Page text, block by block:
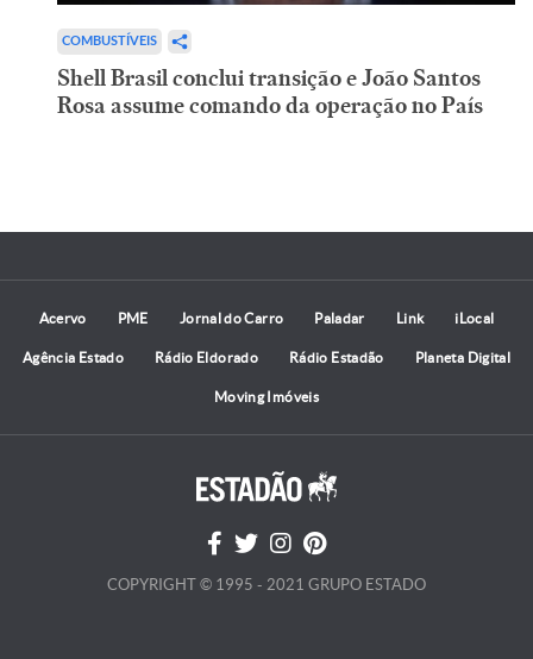
COMBUSTÍVEIS
Shell Brasil conclui transição e João Santos
Rosa assume comando da operação no País
Acervo PME Jornal do Carro Paladar Link iLocal
Agência Estado Rádio Eldorado Rádio Estadão Planeta Digital
Moving Imóveis
COPYRIGHT © 1995 - 2021 GRUPO ESTADO